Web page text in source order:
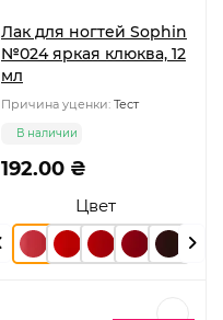
Лак для ногтей Sophin
№024 яркая клюква, 12
мл
Причина уценки: Тест
Цвет
192.00 ₴
В наличии